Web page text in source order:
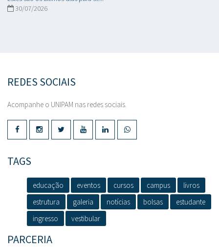
30/07/2026
REDES SOCIAIS
Acompanhe o UNIPAM nas redes sociais.
TAGS
educação eventos cursos campus
livros
estrutura
galeria notícias bolsas
estudante
ingresso
vestibular
PARCERIA